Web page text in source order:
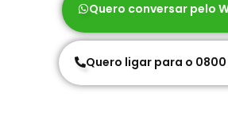
Quero conversar pelo
Quero ligar para o 0800